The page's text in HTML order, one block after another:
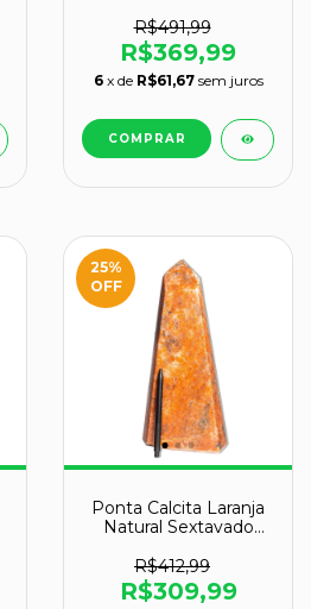
R$491,99
R$369,99
6 x de R$61,67 sem juros
25%
OFF
Ponta Calcita Laranja
Natural Sextavado
R$412,99
R$309,99